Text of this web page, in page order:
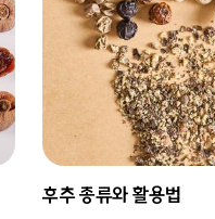
후추 종류와 활용법